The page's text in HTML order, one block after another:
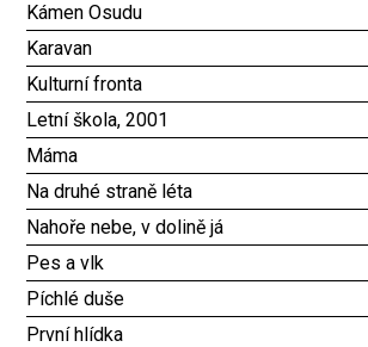
Kámen Osudu
Karavan
Kulturní fronta
Letní škola, 2001
Máma
Na druhé straně léta
Nahoře nebe, v dolině já
Pes a vlk
Píchlé duše
První hlídka